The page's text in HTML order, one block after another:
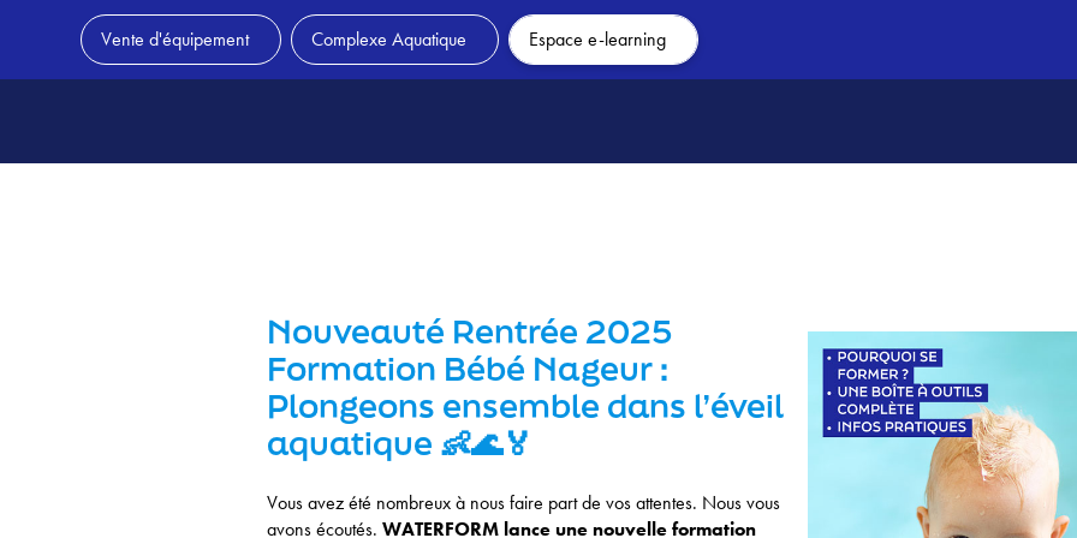
Vente d'équipement Complexe Aquatique Espace e-learning
Nouveauté Rentrée 2025
Formation Bébé Nageur :
Plongeons ensemble dans l’éveil
aquatique 👶🌊🏅
Vous avez été nombreux à nous faire part de vos attentes. Nous vous
avons écoutés. WATERFORM lance une nouvelle formation